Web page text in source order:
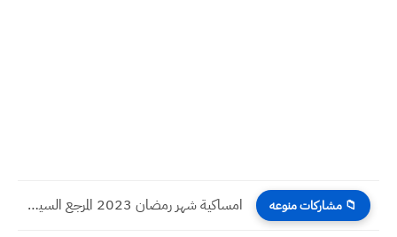
📁 مشاركات منوعه امساكية شهر رمضان 2023 المرجع السيستاني محافظة السليمانية عام 1444هـ...